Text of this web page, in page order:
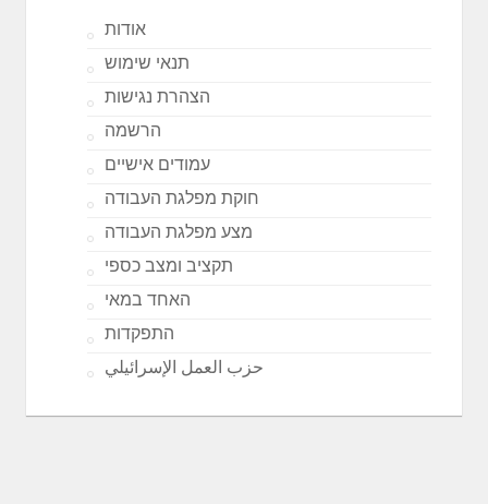
אודות
תנאי שימוש
הצהרת נגישות
הרשמה
עמודים אישיים
חוקת מפלגת העבודה
מצע מפלגת העבודה
תקציב ומצב כספי
האחד במאי
התפקדות
حزب العمل الإسرائيلي